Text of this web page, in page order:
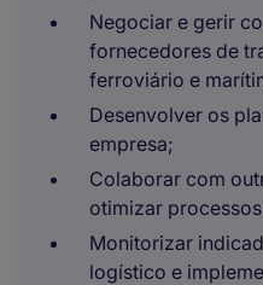
Negociar e gerir
fornecedores de
ferroviário e
Desenvolver os
empresa;
Colaborar com
otimizar
Monitorizar
logístico e